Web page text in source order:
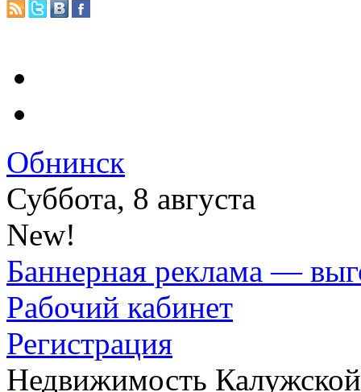
Обнинск
Суббота, 8 августа
New!
Баннерная реклама —
Рабочий кабинет
Регистрация
Недвижимость